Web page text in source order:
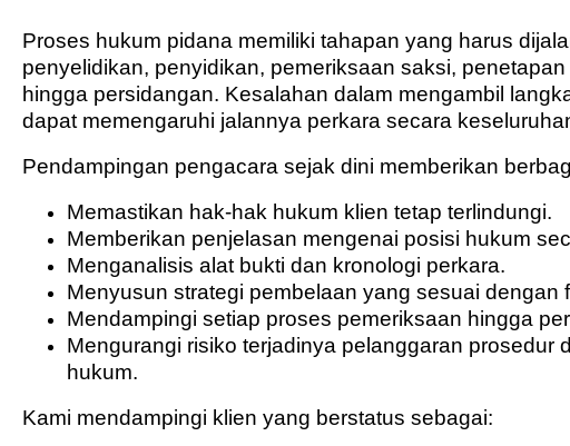
Proses hukum pidana memiliki tahapan yang harus
penyelidikan, penyidikan, pemeriksaan saksi,
hingga persidangan. Kesalahan dalam mengambil
dapat memengaruhi jalannya perkara secara
Pendampingan pengacara sejak dini memberikan
Memastikan hak-hak hukum klien tetap terlindungi.
Memberikan penjelasan mengenai posisi hukum
Menganalisis alat bukti dan kronologi perkara.
Menyusun strategi pembelaan yang sesuai dengan
Mendampingi setiap proses pemeriksaan hingga
Mengurangi risiko terjadinya pelanggaran prosedur
hukum.
Kami mendampingi klien yang berstatus sebagai: